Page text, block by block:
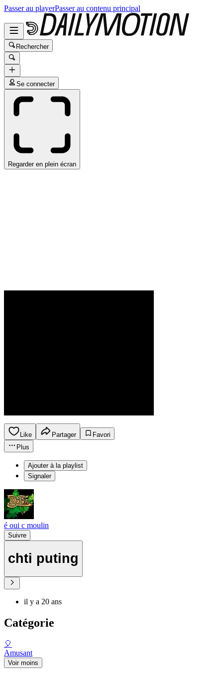
Passer au playerPasser au contenu principal
Rechercher
Se connecter
Regarder en plein écran
Like Partager
Favori
Plus
Ajouter à la playlist
Signaler
é oui c moulin
Suivre
chti puting
il y a 20 ans
Catégorie
🎈
Amusant
Voir moins